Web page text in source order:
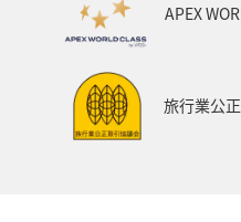
APEX
旅行業公